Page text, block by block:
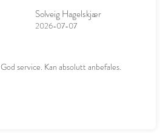
Solveig Hagelskjær
2026-07-07
God service. Kan absolutt anbefales.